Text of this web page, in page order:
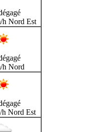
h Nord Est
h Nord
h Nord Est